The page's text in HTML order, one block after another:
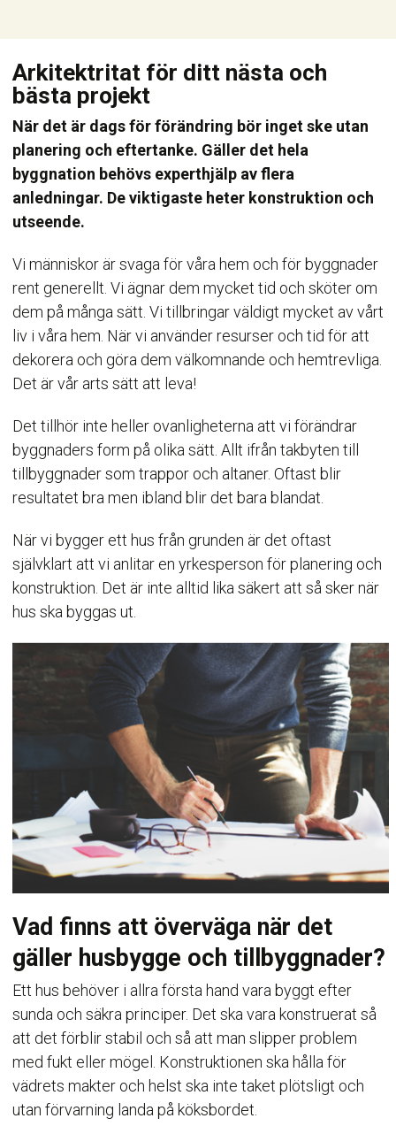
Arkitektritat för ditt nästa och
bästa projekt
När det är dags för förändring bör inget ske utan
planering och eftertanke. Gäller det hela
byggnation behövs experthjälp av flera
anledningar. De viktigaste heter konstruktion och
utseende.
Vi människor är svaga för våra hem och för byggnader
rent generellt. Vi ägnar dem mycket tid och sköter om
dem på många sätt. Vi tillbringar väldigt mycket av vårt
liv i våra hem. När vi använder resurser och tid för att
dekorera och göra dem välkomnande och hemtrevliga.
Det är vår arts sätt att leva!
Det tillhör inte heller ovanligheterna att vi förändrar
byggnaders form på olika sätt. Allt ifrån takbyten till
tillbyggnader som trappor och altaner. Oftast blir
resultatet bra men ibland blir det bara blandat.
När vi bygger ett hus från grunden är det oftast
självklart att vi anlitar en yrkesperson för planering och
konstruktion. Det är inte alltid lika säkert att så sker när
hus ska byggas ut.
Vad finns att överväga när det
gäller husbygge och tillbyggnader?
Ett hus behöver i allra första hand vara byggt efter
sunda och säkra principer. Det ska vara konstruerat så
att det förblir stabil och så att man slipper problem
med fukt eller mögel. Konstruktionen ska hålla för
vädrets makter och helst ska inte taket plötsligt och
utan förvarning landa på köksbordet.